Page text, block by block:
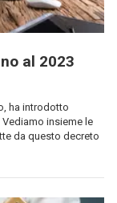
al 2023
ha introdotto
insieme le
da questo decreto